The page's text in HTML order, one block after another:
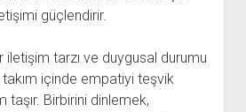
güçlendirir.
iletişim tarzı ve duygusal durumu
takım içinde empatiyi teşvik
Birbirini dinlemek,